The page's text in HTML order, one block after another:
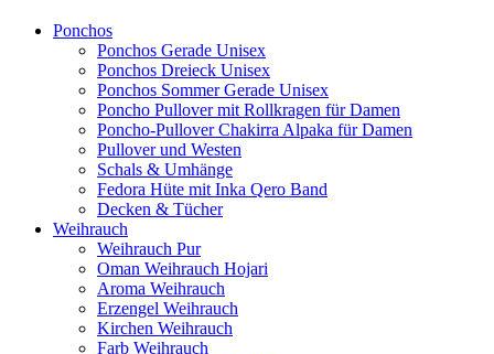
Ponchos
Ponchos Gerade Unisex
Ponchos Dreieck Unisex
Ponchos Sommer Gerade Unisex
Poncho Pullover mit Rollkragen für Damen
Poncho-Pullover Chakirra Alpaka für Damen
Pullover und Westen
Schals & Umhänge
Fedora Hüte mit Inka Qero Band
Decken & Tücher
Weihrauch
Weihrauch Pur
Oman Weihrauch Hojari
Aroma Weihrauch
Erzengel Weihrauch
Kirchen Weihrauch
Farb Weihrauch